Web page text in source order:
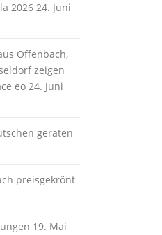
2026 24. Juni
Offenbach,
zeigen
eo 24. Juni
geraten
preisgekrönt
19. Mai